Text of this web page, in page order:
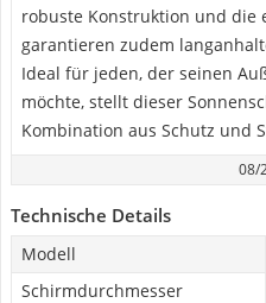
robuste Konstruktion und die
garantieren zudem
Ideal für jeden, der seinen
möchte, stellt dieser
Kombination aus Schutz und
08/
Technische Details
Modell
Schirmdurchmesser